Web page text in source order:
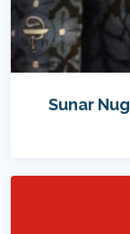
Sunar